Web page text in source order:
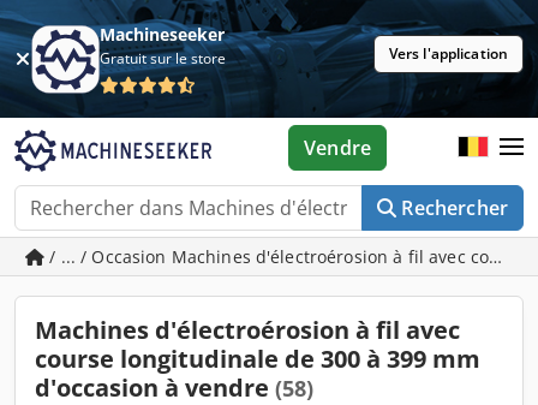
Machineseeker
Gratuit sur le store Vers l'application
Rechercher
Vendre
/ ... / Occasion Machines d'électroérosion à fil avec
Machines d'électroérosion à fil avec
course longitudinale de 300 à 399 mm
d'occasion à vendre (58)